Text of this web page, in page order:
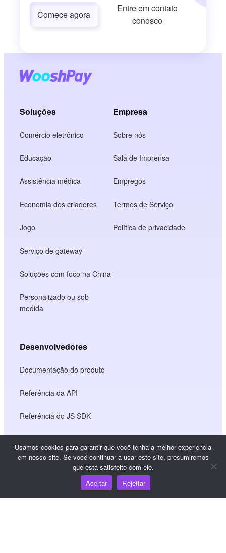
Comece agora
Entre em contato
conosco
Soluções
Comércio eletrônico
Educação
Assistência médica
Economia dos criadores
Jogo
Serviço de gateway
Soluções com foco na China
Personalizado ou sob
medida
Empresa
Sobre nós
Sala de Imprensa
Empregos
Termos de Serviço
Política de privacidade
Desenvolvedores
Documentação do produto
Referência da API
Referência do JS SDK
Recursos
Centro de conhecimento
Preços
Usamos cookies para garantir que você tenha a melhor experiência
em nosso site. Se você continuar a usar este site, presumiremos
que está satisfeito com ele.
Aceitar
Rejeitar